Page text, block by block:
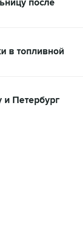
после
в топливной
и Петербург